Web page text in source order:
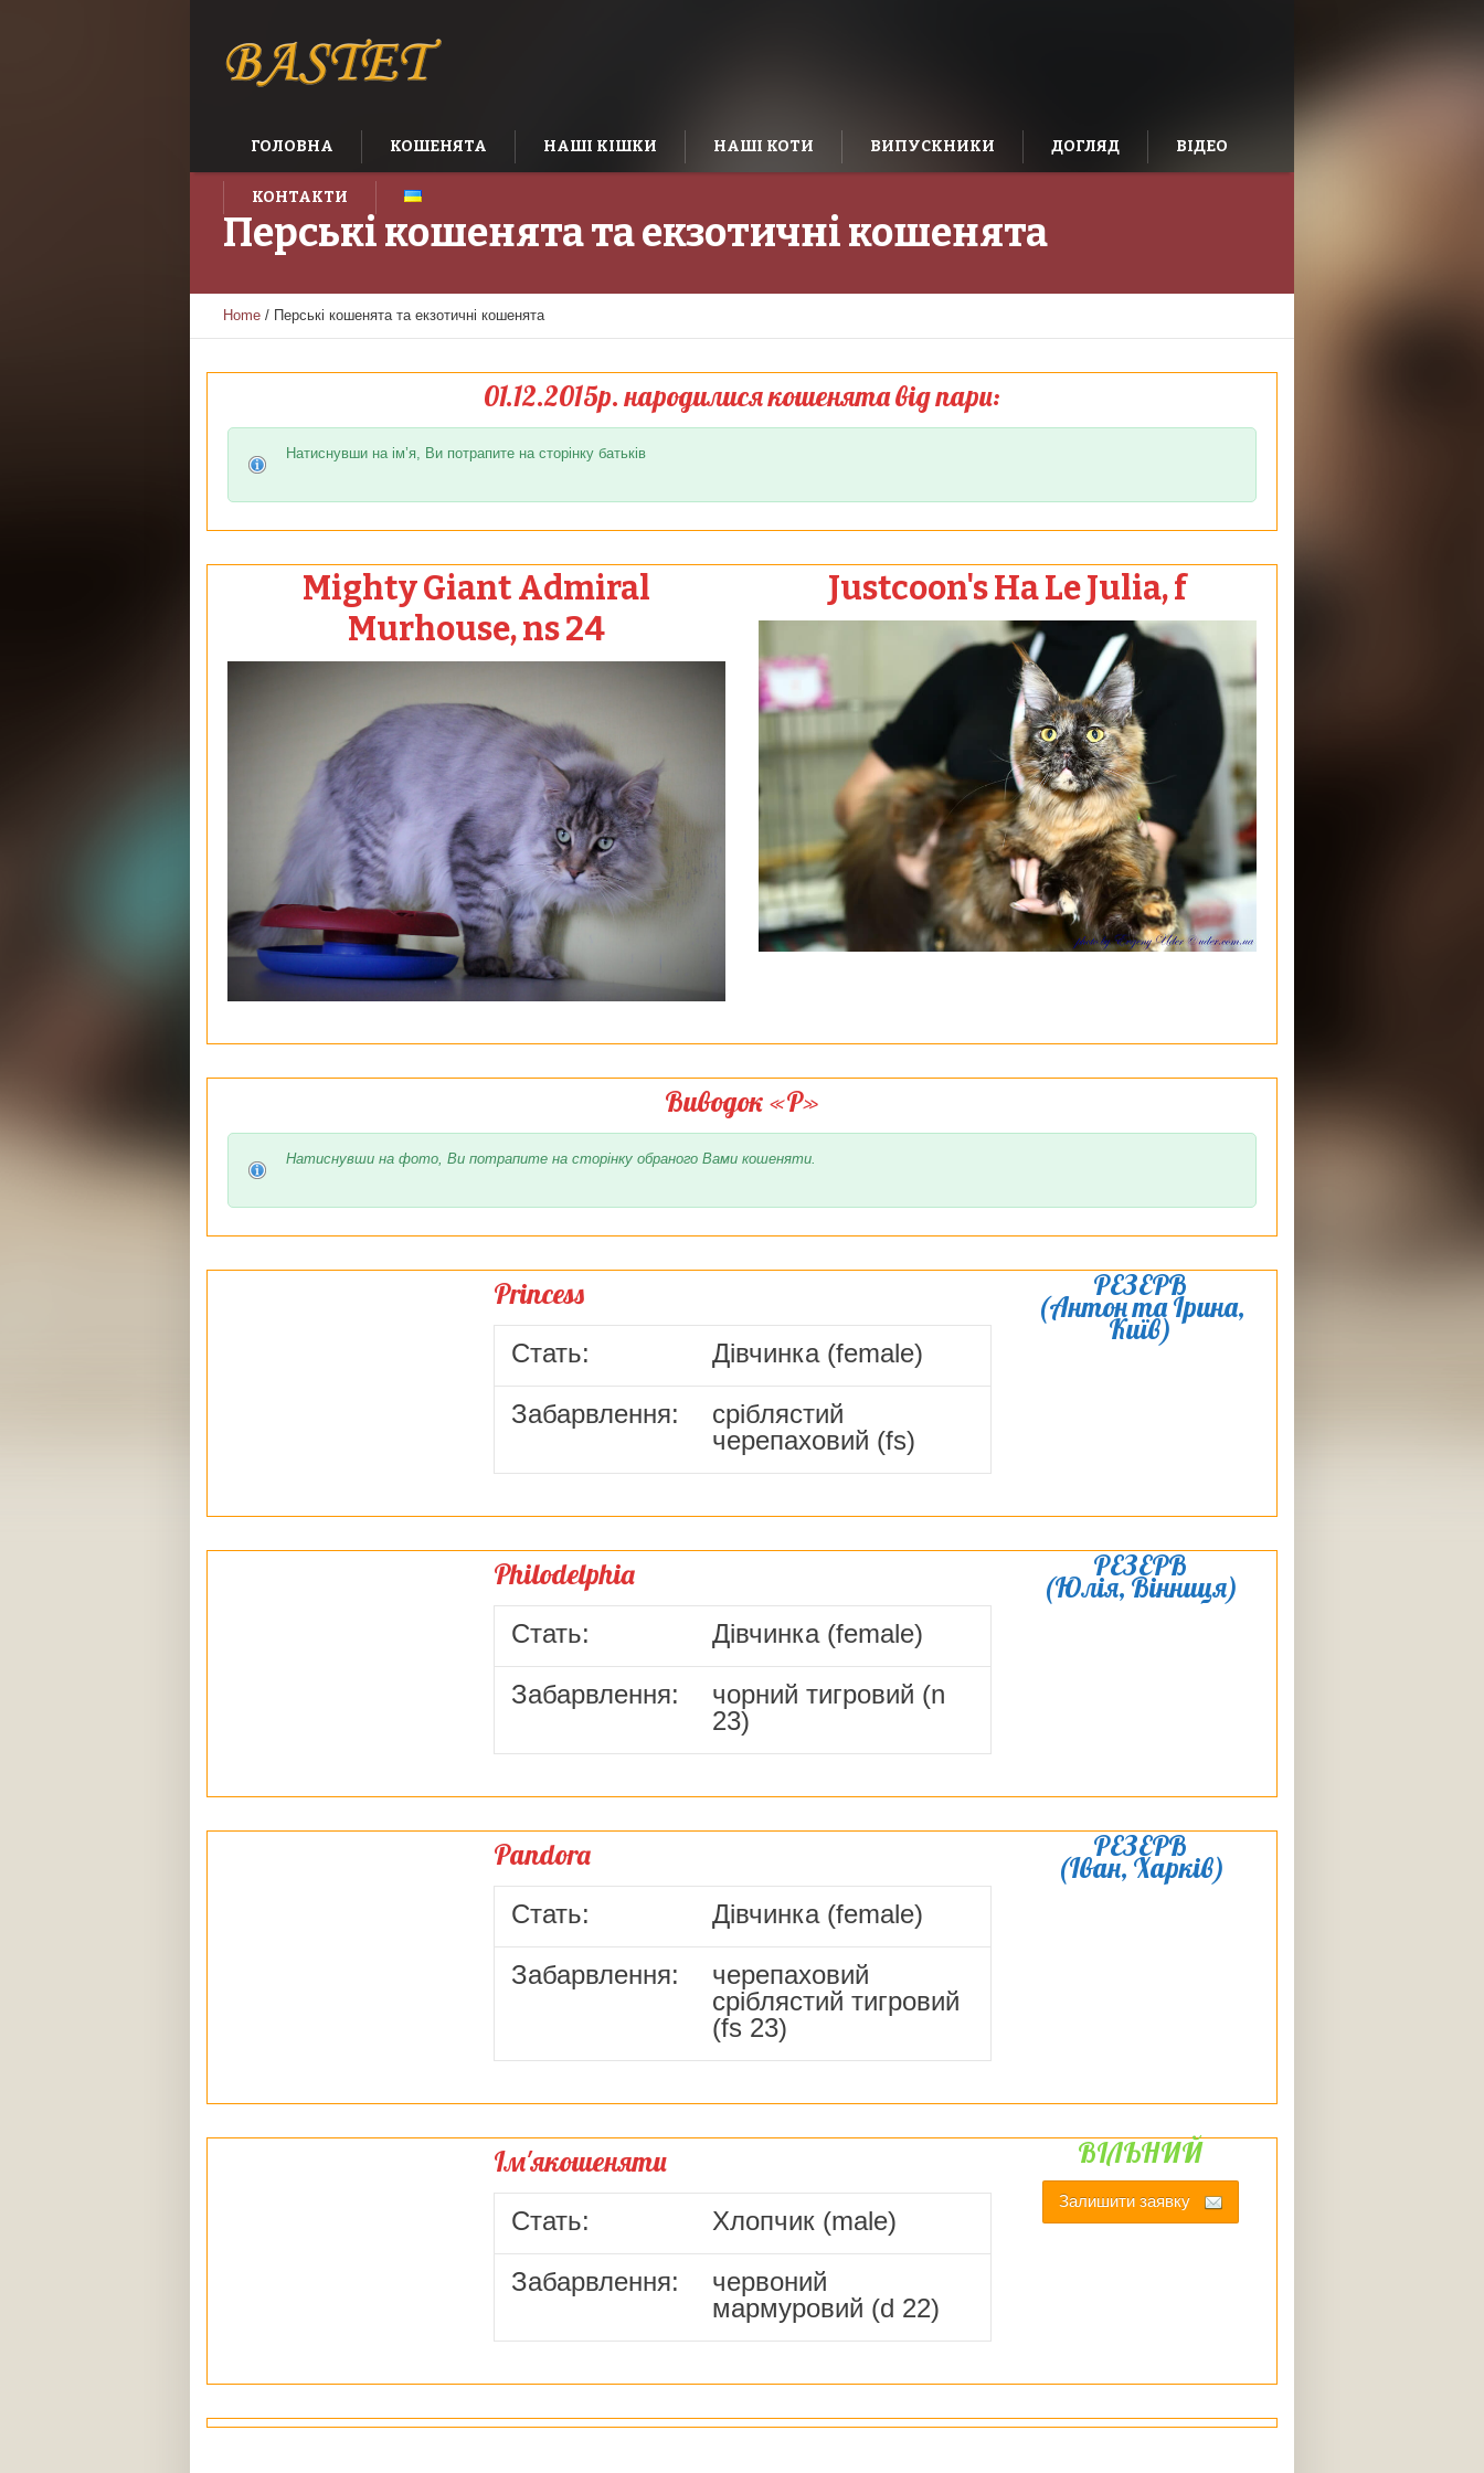
ГОЛОВНА КОШЕНЯТА НАШІ КІШКИ НАШІ КОТИ ВИПУСКНИКИ ДОГЛЯД ВІДЕО
КОНТАКТИ
Перські кошенята та екзотичні кошенята
Home / Перські кошенята та екзотичні кошенята
01.12.2015р. народилися кошенята від пари:
Натиснувши на ім’я, Ви потрапите на сторінку батьків
Mighty Giant Admiral
Murhouse, ns 24
Justcoon's Ha Le Julia, f
Виводок «Р»
Натиснувши на фото, Ви потрапите на сторінку обраного Вами кошеняти.
Princess
Стать: Дівчинка (female)
Забарвлення:
сріблястий
черепаховий (fs)
РЕЗЕРВ
(Антон та Ірина,
Київ)
Philodelphia
Стать: Дівчинка (female)
Забарвлення:
чорний тигровий (n
23)
РЕЗЕРВ
(Юлія, Вінниця)
Pandora
Стать: Дівчинка (female)
Забарвлення:
черепаховий
сріблястий тигровий
(fs 23)
РЕЗЕРВ
(Іван, Харків)
Ім'якошеняти
Стать: Хлопчик (male)
Забарвлення:
червоний
мармуровий (d 22)
ВІЛЬНИЙ
Залишити заявку